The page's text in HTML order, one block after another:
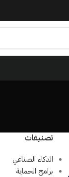
تصنيفات
الذكاء الصناعي
برامج الحماية